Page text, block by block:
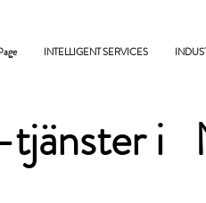
INTELLIGENT SERVICES
i